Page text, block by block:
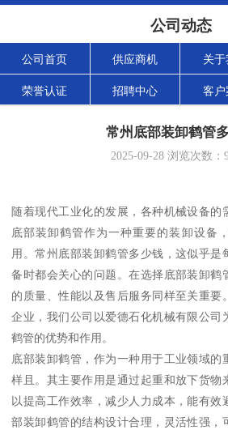
公司动态
公司首页 供应商机 关于
荣誉认证 招聘中心 客户
常州底部装卸鹤管
2025-09-28浏览次数：
随着现代工业化的发展，各种机械设备的
底部装卸鹤管作为一种重要的装卸设备
用。常州底部装卸鹤管多少钱，这似乎是
备时都会关心的问题。在选择底部装卸鹤
的质量、性能以及售后服务同样至关重要
企业，我们公司以爱德石化机械有限公司
鹤管的优势和作用。
底部装卸鹤管，作为一种用于工业领域的
样且。其主要作用是通过起重和放下货物
以提高工作效率，减少人力成本，能有效
部装卸鹤管的结构设计合理，灵活性强，